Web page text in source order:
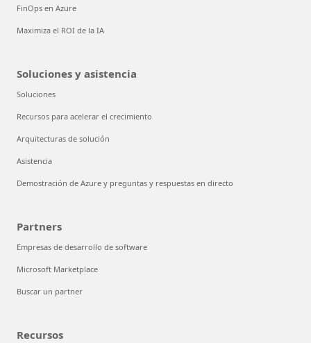
FinOps en Azure
Maximiza el ROI de la IA
Soluciones y asistencia
Soluciones
Recursos para acelerar el crecimiento
Arquitecturas de solución
Asistencia
Demostración de Azure y preguntas y respuestas en directo
Partners
Empresas de desarrollo de software
Microsoft Marketplace
Buscar un partner
Recursos